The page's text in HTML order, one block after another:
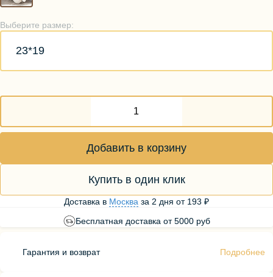
Выберите размер:
23*19
Добавить в корзину
Купить в один клик
Доставка в Москва за 2 дня от 193 ₽
Бесплатная доставка от 5000 руб
Гарантия и возврат Подробнее